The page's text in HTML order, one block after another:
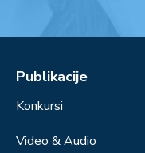
Publikacije
Konkursi
Video & Audio